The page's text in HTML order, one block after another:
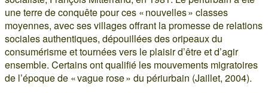
une terre de conquête pour ces « nouvelles » classes
moyennes, avec ses villages offrant la promesse de relations
sociales authentiques, dépouillées des oripeaux du
consumérisme et tournées vers le plaisir d’être et d’agir
ensemble. Certains ont qualifié les mouvements migratoires
de l’époque de « vague rose » du périurbain (Jaillet, 2004).